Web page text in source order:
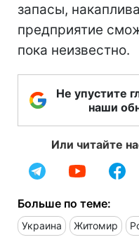
запасы,
предприятие
пока неизвестно.
Не упустите
наши
Или читайте
Больше по теме:
Украина Житомир